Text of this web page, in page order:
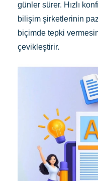
günler sürer. Hızlı
bilişim şirketlerinin
biçimde tepki
çevikleştirir.